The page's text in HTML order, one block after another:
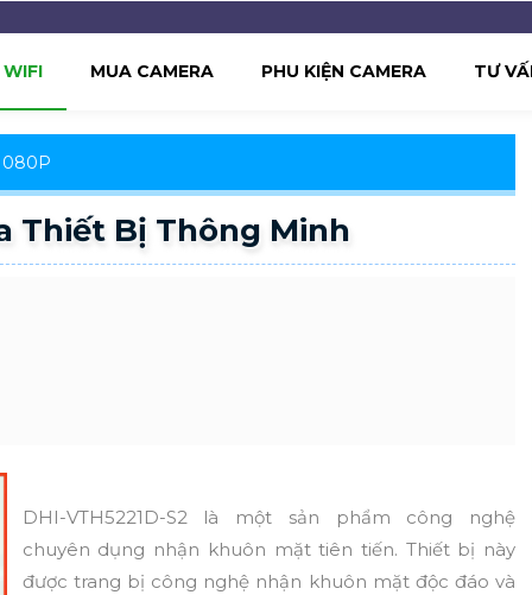
WIFI MUA CAMERA PHU KIỆN CAMERA TƯ
Thiết Bị Thông Minh
DHI-VTH5221D-S2 là một sản phẩm công nghệ
chuyên dụng nhận khuôn mặt tiên tiến. Thiết bị này
được trang bị công nghệ nhận khuôn mặt độc đáo và